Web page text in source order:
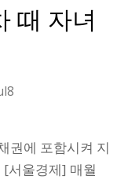
때 자녀
권에 포함시켜 지
서울경제] 매월